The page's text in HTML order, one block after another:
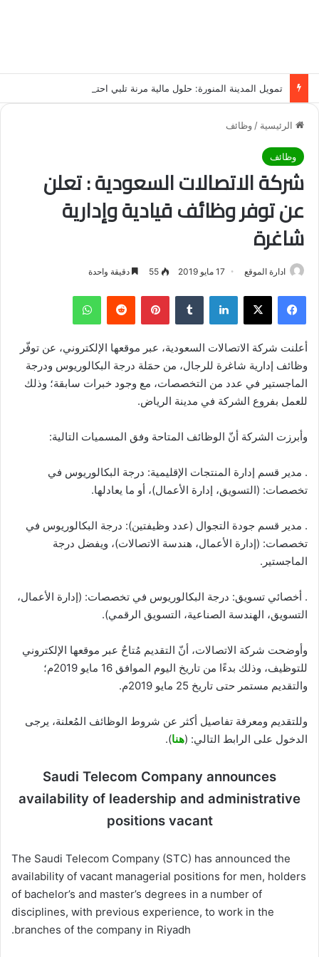
الرئيسية / وظائف
وظائف
شركة الاتصالات السعودية : تعلن
عن توفر وظائف قيادية وإدارية
شاغرة
ادارة الموقع 17 مايو 2019 55 دقيقة واحدة
فيسبوك لينكدإن بينتيريست
أعلنت شركة الاتصالات السعودية، عبر موقعها الإلكتروني، عن توفّر
وظائف إدارية شاغرة للرجال، من حمَلة درجة البكالوريوس ودرجة
الماجستير في عدد من التخصصات، مع وجود خبرات سابقة؛ وذلك
للعمل بفروع الشركة في مدينة الرياض.
وأبرزت الشركة أنّ الوظائف المتاحة وفق المسميات التالية:
. مدير قسم إدارة المنتجات الإقليمية: درجة البكالوريوس في
تخصصات: (التسويق، إدارة الأعمال)، أو ما يعادلها.
. مدير قسم جودة التجوال (عدد وظيفتين): درجة البكالوريوس في
تخصصات: (إدارة الأعمال، هندسة الاتصالات)، ويفضل درجة
الماجستير.
. أخصائي تسويق: درجة البكالوريوس في تخصصات: (إدارة الأعمال،
التسويق، الهندسة الصناعية، التسويق الرقمي).
وأوضحت شركة الاتصالات، أنّ التقديم مُتاحٌ عبر موقعها الإلكتروني
للتوظيف، وذلك بدءًا من تاريخ اليوم الموافق 16 مايو 2019م؛
والتقديم مستمر حتى تاريخ 25 مايو 2019م.
وللتقديم ومعرفة تفاصيل أكثر عن شروط الوظائف المُعلنة، يرجى
الدخول على الرابط التالي: (هنا).
Saudi Telecom Company announces
availability of leadership and administrative
positions vacant
The Saudi Telecom Company (STC) has announced the
availability of vacant managerial positions for men, holders
of bachelor’s and master’s degrees in a number of
disciplines, with previous experience, to work in the
branches of the company in Riyadh.